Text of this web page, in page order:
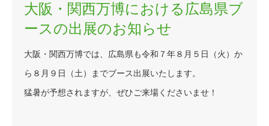
大阪・関西万博における広島県ブ
ースの出展のお知らせ
大阪・関西万博では、広島県も令和７年８月５日（火）か
ら８月９日（土）までブース出展いたします。
猛暑が予想されますが、ぜひご来場くださいませ！